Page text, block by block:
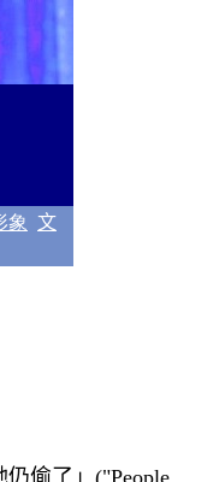
象 文
仍偷了 」("People